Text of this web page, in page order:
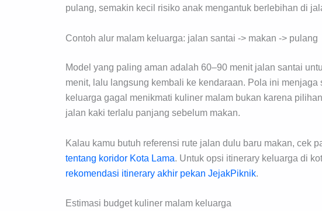
pulang, semakin kecil risiko anak mengantuk berlebihan di
Contoh alur malam keluarga: jalan santai -> makan -> pulang
Model yang paling aman adalah 60–90 menit jalan santai
menit, lalu langsung kembali ke kendaraan. Pola ini
keluarga gagal menikmati kuliner malam bukan karena
jalan kaki terlalu panjang sebelum makan.
Kalau kamu butuh referensi rute jalan dulu baru makan, cek
tentang koridor Kota Lama. Untuk opsi itinerary keluarga di
rekomendasi itinerary akhir pekan JejakPiknik.
Estimasi budget kuliner malam keluarga